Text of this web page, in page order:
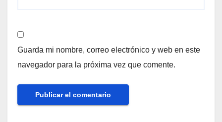
Guarda mi nombre, correo electrónico y web en este
navegador para la próxima vez que comente.